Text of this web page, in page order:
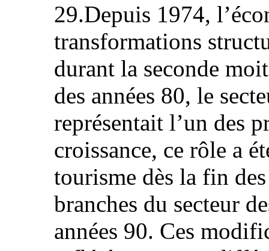
29.Depuis 1974,
transformations
durant la seconde
des années 80, le
représentait l’un des
croissance, ce rôle a
tourisme dès la fin
branches du secteur
années 90. Ces